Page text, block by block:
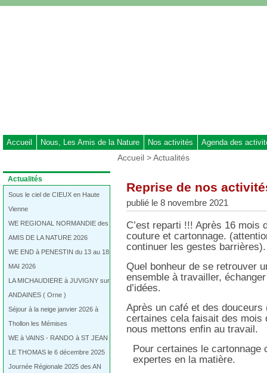
à
la
Accueil Nous, Les Amis de la Nature Nos activités Agenda des
Dans
la
rubrique
Actualités
Sous le ciel de CIEUX en Haute
Vienne
WE REGIONAL NORMANDIE des
AMIS DE LA NATURE 2026
WE END à PENESTIN du 13 au 18
MAI 2026
LA MICHAUDIERE à JUVIGNY sur
ANDAINES ( Orne )
Séjour à la neige janvier 2026 à
Thollon les Mémises
WE à VAINS - RANDO à ST JEAN
LE THOMAS le 6 décembre 2025
Journée Régionale 2025 des AN
Vous
Accueil >Actualités
Reprise de nos
publié le 8 novembre 2021
C’est reparti !!! Après 16 mois
couture et cartonnage.
continuer les gestes barrières).
Quel bonheur de se retrouver
ensemble à travailler,
d’idées.
Après un café et des
certaines cela faisait des mois
nous mettons enfin au travail.
Pour certaines le
expertes en la matière.